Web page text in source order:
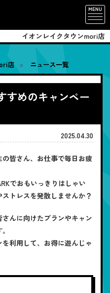
MENU
イオンレイクタウンmori店
店 ニュース一覧
すめのキャンペー
2025.04.30
皆さん、お仕事で毎日お疲
でおもいっきりはしゃい
トレスを発散しませんか？
んに向けたプランやキャン
利用して、お得に遊んじゃ